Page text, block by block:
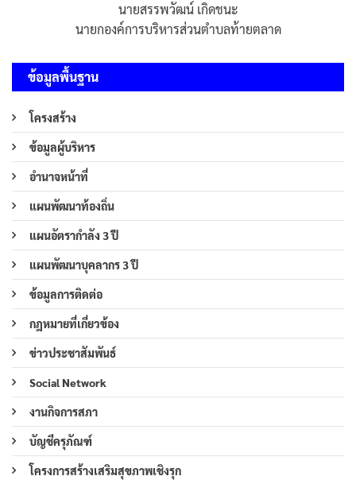
นายสรรพวัฒน์ เกิดชนะ
นายกองค์การบริหารส่วนตำบลท้ายตลาด
ข้อมูลพื้นฐาน
โครงสร้าง
ข้อมูลผู้บริหาร
อำนาจหน้าที่
แผนพัฒนาท้องถิ่น
แผนอัตรากำลัง 3 ปี
แผนพัฒนาบุคลากร 3 ปี
ข้อมูลการติดต่อ
กฎหมายที่เกี่ยวข้อง
ข่าวประชาสัมพันธ์
Social Network
งานกิจการสภา
บัญชีครุภัณฑ์
โครงการสร้างเสริมสุขภาพเชิงรุก